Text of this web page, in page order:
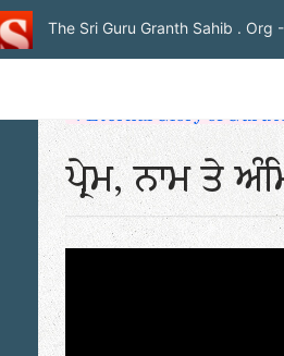
The Sri Guru Granth Sahib . Org
ਪ੍ਰੇਮ, ਨਾਮ ਤੇ